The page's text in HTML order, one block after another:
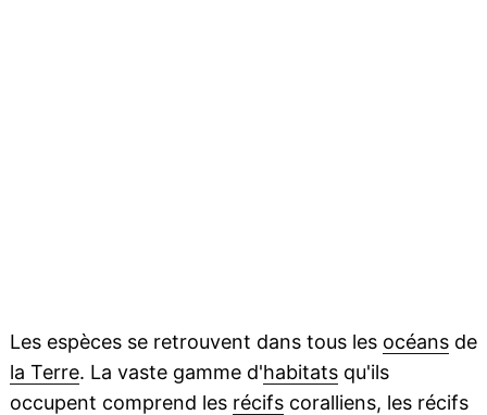
Les espèces se retrouvent dans tous les océansde
la Terre. La vaste gamme d'habitatsqu'ils
occupent comprend les récifscoralliens, les récifs